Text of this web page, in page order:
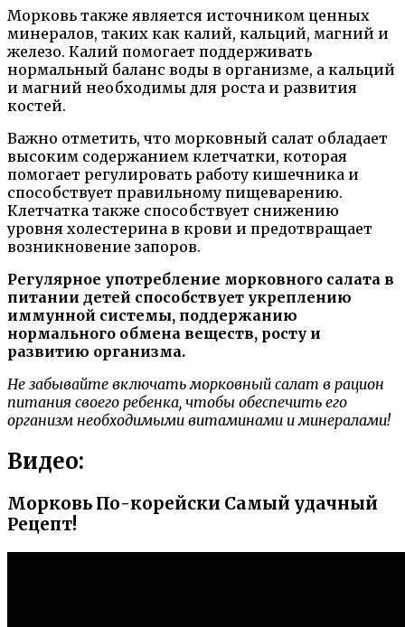
Морковь также является источником ценных
минералов, таких как калий, кальций, магний и
железо. Калий помогает поддерживать
нормальный баланс воды в организме, а кальций
и магний необходимы для роста и развития
костей.
Важно отметить, что морковный салат обладает
высоким содержанием клетчатки, которая
помогает регулировать работу кишечника и
способствует правильному пищеварению.
Клетчатка также способствует снижению
уровня холестерина в крови и предотвращает
возникновение запоров.
Регулярное употребление морковного салата в
питании детей способствует укреплению
иммунной системы, поддержанию
нормального обмена веществ, росту и
развитию организма.
Не забывайте включать морковный салат в рацион
питания своего ребенка, чтобы обеспечить его
организм необходимыми витаминами и минералами!
Видео:
Морковь По-корейски Самый удачный
Рецепт!